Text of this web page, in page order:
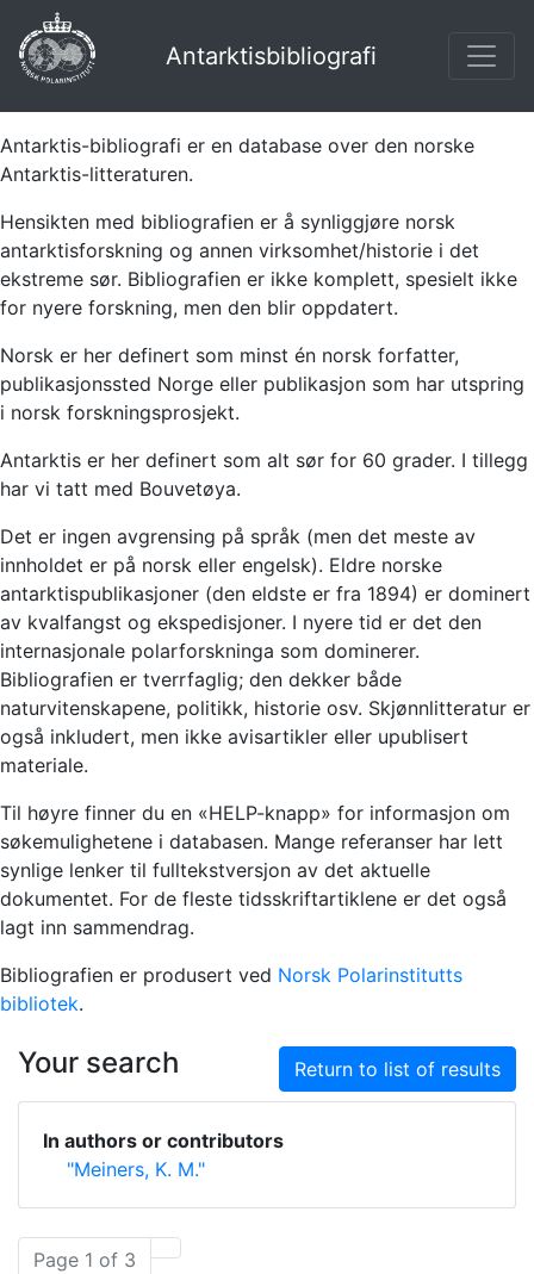
Antarktisbibliografi
Antarktis-bibliografi er en database over den norske
Antarktis-litteraturen.
Hensikten med bibliografien er å synliggjøre norsk
antarktisforskning og annen virksomhet/historie i det
ekstreme sør. Bibliografien er ikke komplett, spesielt ikke
for nyere forskning, men den blir oppdatert.
Norsk er her definert som minst én norsk forfatter,
publikasjonssted Norge eller publikasjon som har utspring
i norsk forskningsprosjekt.
Antarktis er her definert som alt sør for 60 grader. I tillegg
har vi tatt med Bouvetøya.
Det er ingen avgrensing på språk (men det meste av
innholdet er på norsk eller engelsk). Eldre norske
antarktispublikasjoner (den eldste er fra 1894) er dominert
av kvalfangst og ekspedisjoner. I nyere tid er det den
internasjonale polarforskninga som dominerer.
Bibliografien er tverrfaglig; den dekker både
naturvitenskapene, politikk, historie osv. Skjønnlitteratur er
også inkludert, men ikke avisartikler eller upublisert
materiale.
Til høyre finner du en «HELP-knapp» for informasjon om
søkemulighetene i databasen. Mange referanser har lett
synlige lenker til fulltekstversjon av det aktuelle
dokumentet. For de fleste tidsskriftartiklene er det også
lagt inn sammendrag.
Bibliografien er produsert ved Norsk Polarinstitutts
bibliotek.
Your search Return to list of results
In authors or contributors
"Meiners, K. M."
Page 1 of 3